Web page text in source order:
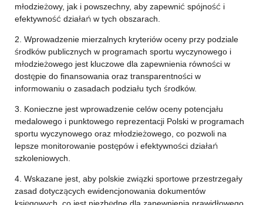
młodzieżowy, jak i powszechny, aby zapewnić spójność i
efektywność działań w tych obszarach.
2. Wprowadzenie mierzalnych kryteriów oceny przy podziale
środków publicznych w programach sportu wyczynowego i
młodzieżowego jest kluczowe dla zapewnienia równości w
dostępie do finansowania oraz transparentności w
informowaniu o zasadach podziału tych środków.
3. Konieczne jest wprowadzenie celów oceny potencjału
medalowego i punktowego reprezentacji Polski w programach
sportu wyczynowego oraz młodzieżowego, co pozwoli na
lepsze monitorowanie postępów i efektywności działań
szkoleniowych.
4. Wskazane jest, aby polskie związki sportowe przestrzegały
zasad dotyczących ewidencjonowania dokumentów